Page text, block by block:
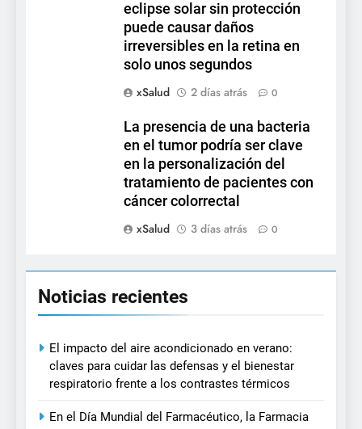
eclipse solar sin protección
puede causar daños
irreversibles en la retina en
solo unos segundos
xSalud
2 días atrás 0
La presencia de una bacteria
en el tumor podría ser clave
en la personalización del
tratamiento de pacientes con
cáncer colorrectal
xSalud
3 días atrás 0
Noticias recientes
El impacto del aire acondicionado en verano:
claves para cuidar las defensas y el bienestar
respiratorio frente a los contrastes térmicos
En el Día Mundial del Farmacéutico, la Farmacia